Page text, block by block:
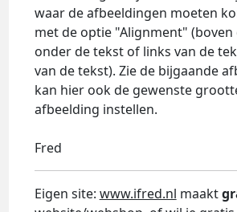
waar de afbeeldingen moeten
met de optie "Alignment"
onder de tekst of links van de
van de tekst). Zie de bijgaande
kan hier ook de gewenste
afbeelding instellen.
Fred
Eigen site: www.ifred.nl maakt